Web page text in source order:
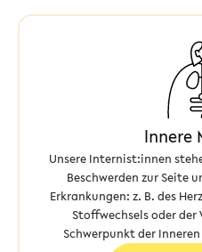
Innere
Unsere Internist:innen
Beschwerden zur Seite
Erkrankungen: z. B. des
Stoffwechsels oder der
Schwerpunkt der